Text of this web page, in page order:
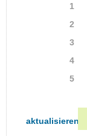
1
2
3
4
5
aktualisieren